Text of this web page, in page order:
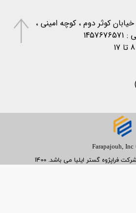
کوثر دوم ، کوچه امینی ،
Farapajouh,